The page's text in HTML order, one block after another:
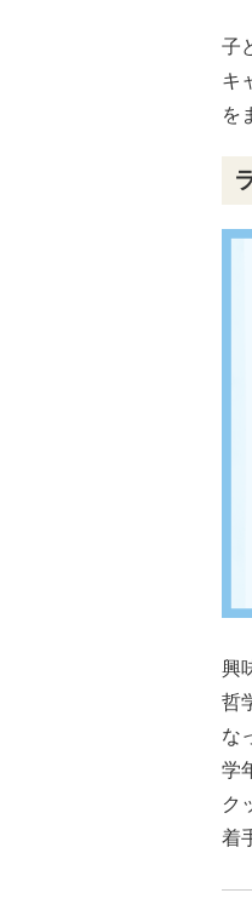
子
キ
を
興
哲
な
学
ク
着